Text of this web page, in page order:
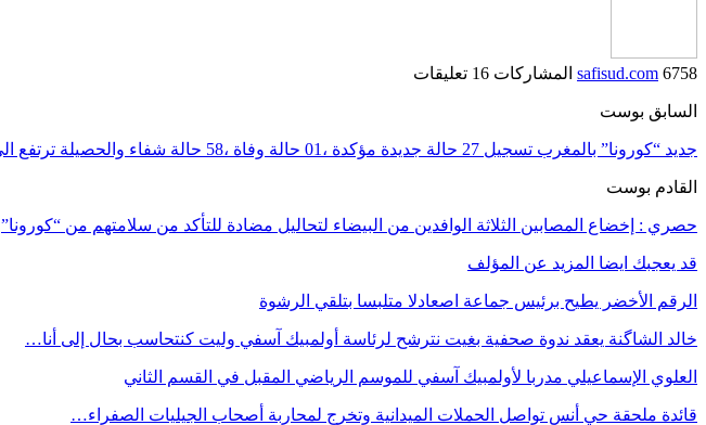
safisud.com 6758 المشاركات 16 تعليقات
السابق بوست
جديد “كورونا” بالمغرب تسجيل 27 حالة جديدة مؤكدة ،01 حالة وفاة ،58 حالة شفاء والحصيلة ترتفع الى 7807 خلال 24 ساعة الماضية
القادم بوست
حصري : إخضاع المصابين الثلاثة الوافدين من البيضاء لتحاليل مضادة للتأكد من سلامتهم من “كورونا”
قد يعجبك ايضا المزيد عن المؤلف
الرقم الأخضر يطيح برئيس جماعة اصعادلا متلبسا بتلقي الرشوة
خالد الشاگنة يعقد ندوة صحفية بغيت نترشح لرئاسة أولمبيك آسفي وليت كنتحاسب بحال إلى أنا…
العلوي الإسماعيلي مدربا لأولمبيك آسفي للموسم الرياضي المقبل في القسم الثاني
قائدة ملحقة حي أنس تواصل الحملات الميدانية وتخرج لمحاربة أصحاب الجيليات الصفراء…